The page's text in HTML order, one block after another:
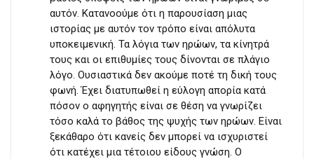
αυτόν. Κατανοούμε ότι η παρουσίαση μιας
ιστορίας με αυτόν τον τρόπο είναι απόλυτα
υποκειμενική. Τα λόγια των ηρώων, τα κίνητρά
τους και οι επιθυμίες τους δίνονται σε πλάγιο
λόγο. Ουσιαστικά δεν ακούμε ποτέ τη δική τους
φωνή. Έχει διατυπωθεί η εύλογη απορία κατά
πόσον ο αφηγητής είναι σε θέση να γνωρίζει
τόσο καλά το βάθος της ψυχής των ηρώων. Είναι
ξεκάθαρο ότι κανείς δεν μπορεί να ισχυριστεί
ότι κατέχει μια τέτοιου είδους γνώση. Ο